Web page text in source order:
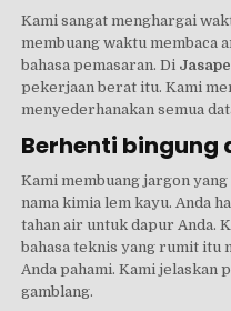
Kami sangat menghargai
membuang waktu
bahasa pemasaran. Di
pekerjaan berat itu. Kami
menyederhanakan semua
Berhenti
Kami membuang jargon
nama kimia lem kayu. Anda
tahan air untuk dapur Anda.
bahasa teknis yang rumit itu
Anda pahami. Kami jelaskan
gamblang.